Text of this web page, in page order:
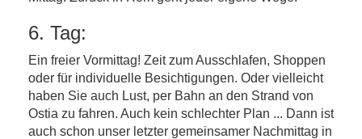
6. Tag:
Ein freier Vormittag! Zeit zum Ausschlafen, Shoppen
oder für individuelle Besichtigungen. Oder vielleicht
haben Sie auch Lust, per Bahn an den Strand von
Ostia zu fahren. Auch kein schlechter Plan ... Dann ist
auch schon unser letzter gemeinsamer Nachmittag in